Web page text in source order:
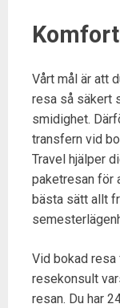
Vårt mål är att
resa så säkert
smidighet.
transfern vid
Travel hjälper
paketresan för
bästa sätt allt
Vid bokad
resekonsult
resan. Du har